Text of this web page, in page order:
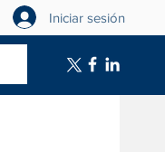
Iniciar sesión